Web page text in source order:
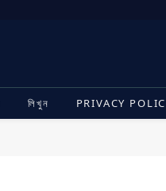
লিখুন PRIVACY